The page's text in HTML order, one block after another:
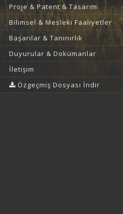
Proje & Patent & Tasarım
Bilimsel & Mesleki Faaliyetler
Başarılar & Tanınırlık
Duyurular & Dokümanlar
İletişim
Özgeçmiş Dosyası İndir